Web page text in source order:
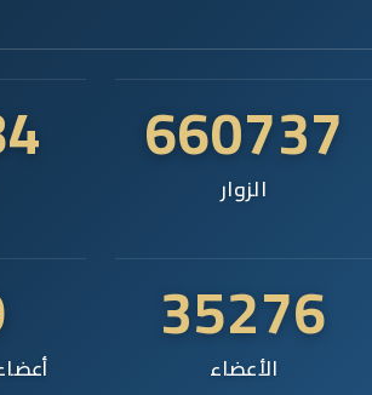
660737
الزوار
35276
الأعضاء